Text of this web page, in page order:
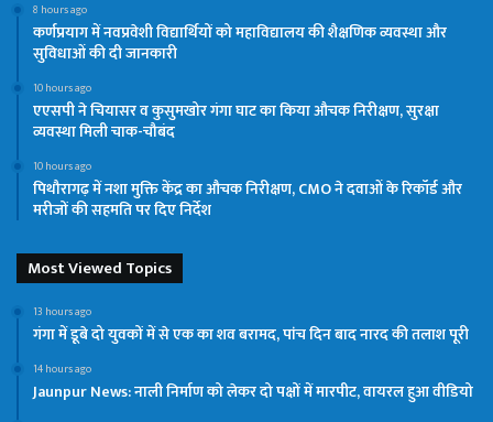
8 hours ago
कर्णप्रयाग में नवप्रवेशी विद्यार्थियों को महाविद्यालय की शैक्षणिक व्यवस्था और
सुविधाओं की दी जानकारी
10 hours ago
एएसपी ने चियासर व कुसुमखोर गंगा घाट का किया औचक निरीक्षण, सुरक्षा
व्यवस्था मिली चाक-चौबंद
10 hours ago
पिथौरागढ़ में नशा मुक्ति केंद्र का औचक निरीक्षण, CMO ने दवाओं के रिकॉर्ड और
मरीजों की सहमति पर दिए निर्देश
Most Viewed Topics
13 hours ago
गंगा में डूबे दो युवकों में से एक का शव बरामद, पांच दिन बाद नारद की तलाश पूरी
14 hours ago
Jaunpur News: नाली निर्माण को लेकर दो पक्षों में मारपीट, वायरल हुआ वीडियो